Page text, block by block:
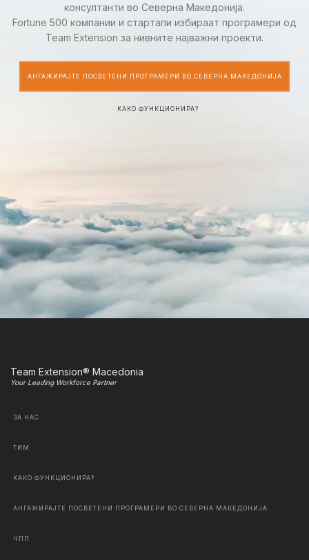
консултанти во Северна Македонија.
Fortune 500 компании и стартапи избираат програмери од
Team Extension за нивните најважни проекти.
АНГАЖИРАЈТЕ ПОСВЕТЕНИ ПРОГРАМЕРИ ВО СЕВЕРНА МАКЕДОНИЈА
КАКО ФУНКЦИОНИРА?
Team Extension® Macedonia
Your Leading Workforce Partner
ЗА НАС
ТИМ
КАКО ФУНКЦИОНИРА?
АНГАЖИРАЈТЕ ПОСВЕТЕНИ ПРОГРАМЕРИ ВО СЕВЕРНА МАКЕДОНИЈА
ЧПП